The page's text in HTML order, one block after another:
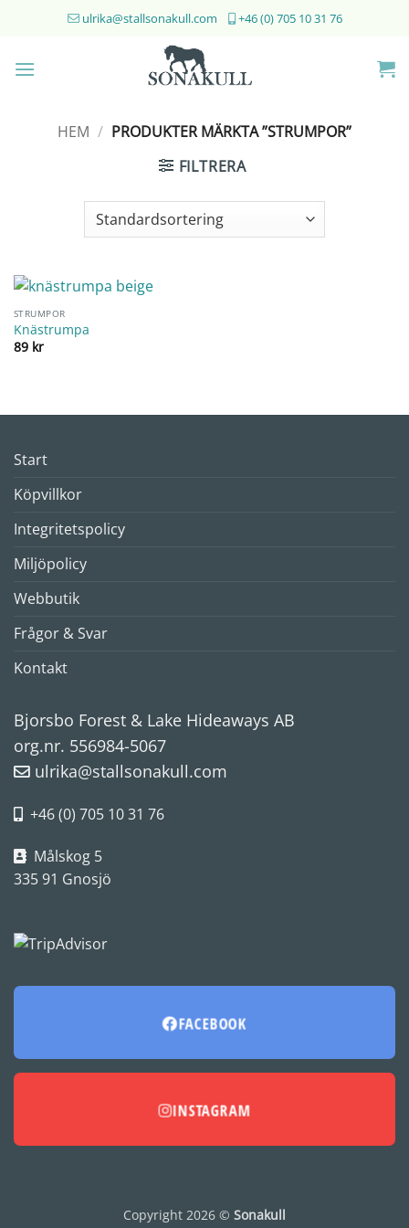
ulrika@stallsonakull.com +46 (0) 705 10 31 76
HEM / PRODUKTER MÄRKTA ”STRUMPOR”
FILTRERA
STRUMPOR
Knästrumpa
89 kr
Start
Köpvillkor
Integritetspolicy
Miljöpolicy
Webbutik
Frågor & Svar
Kontakt
Bjorsbo Forest & Lake Hideaways AB
org.nr. 556984-5067
ulrika@stallsonakull.com
+46 (0) 705 10 31 76
Målskog 5
335 91 Gnosjö
FACEBOOK
INSTAGRAM
Copyright 2026 © Sonakull